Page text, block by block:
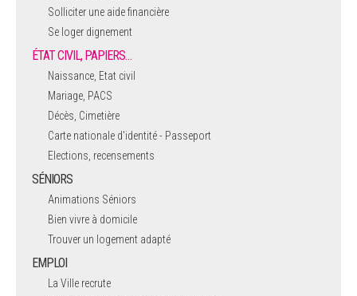
Solliciter une aide financière
Se loger dignement
ÉTAT CIVIL, PAPIERS…
Naissance, Etat civil
Mariage, PACS
Décès, Cimetière
Carte nationale d'identité - Passeport
Elections, recensements
SÉNIORS
Animations Séniors
Bien vivre à domicile
Trouver un logement adapté
EMPLOI
La Ville recrute